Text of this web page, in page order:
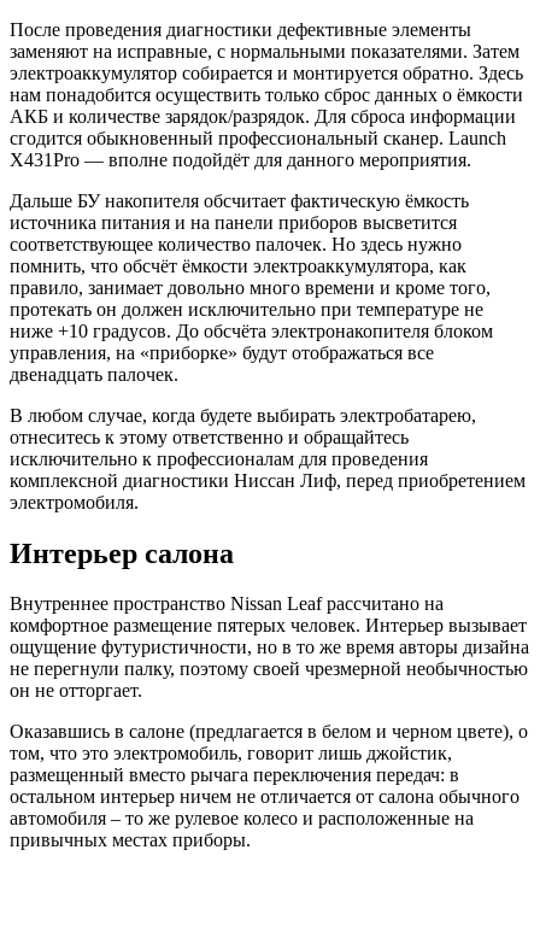
После проведения диагностики дефективные элементы
заменяют на исправные, с нормальными показателями. Затем
электроаккумулятор собирается и монтируется обратно. Здесь
нам понадобится осуществить только сброс данных о ёмкости
АКБ и количестве зарядок/разрядок. Для сброса информации
сгодится обыкновенный профессиональный сканер. Launch
X431Pro — вполне подойдёт для данного мероприятия.
Дальше БУ накопителя обсчитает фактическую ёмкость
источника питания и на панели приборов высветится
соответствующее количество палочек. Но здесь нужно
помнить, что обсчёт ёмкости электроаккумулятора, как
правило, занимает довольно много времени и кроме того,
протекать он должен исключительно при температуре не
ниже +10 градусов. До обсчёта электронакопителя блоком
управления, на «приборке» будут отображаться все
двенадцать палочек.
В любом случае, когда будете выбирать электробатарею,
отнеситесь к этому ответственно и обращайтесь
исключительно к профессионалам для проведения
комплексной диагностики Ниссан Лиф, перед приобретением
электромобиля.
Интерьер салона
Внутреннее пространство Nissan Leaf рассчитано на
комфортное размещение пятерых человек. Интерьер вызывает
ощущение футуристичности, но в то же время авторы дизайна
не перегнули палку, поэтому своей чрезмерной необычностью
он не отторгает.
Оказавшись в салоне (предлагается в белом и черном цвете), о
том, что это электромобиль, говорит лишь джойстик,
размещенный вместо рычага переключения передач: в
остальном интерьер ничем не отличается от салона обычного
автомобиля – то же рулевое колесо и расположенные на
привычных местах приборы.